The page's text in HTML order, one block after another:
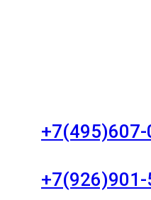
+7(495)607-
+7(926)901-